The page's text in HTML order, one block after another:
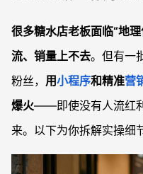
为什么位置一般的小店也能
很多糖水店老板面临“地
流、销量上不去。但有一
粉丝， 用小程序和精准营
爆火——即使没有人流红
来。以下为你拆解实操细